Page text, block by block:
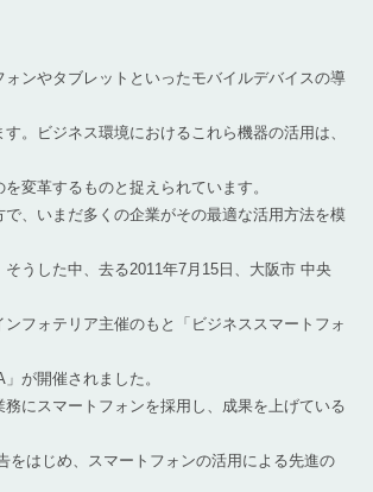
ンやタブレットといったモバイルデバイスの導
。ビジネス環境におけるこれら機器の活用は、
変革するものと捉えられています。
、いまだ多くの企業がその最適な活用方法を模
うした中、去る2011年7月15日、大阪市 中央
フォテリア主催のもと「ビジネススマートフォ
が開催されました。
にスマートフォンを採用し、成果を上げている
をはじめ、スマートフォンの活用による先進の